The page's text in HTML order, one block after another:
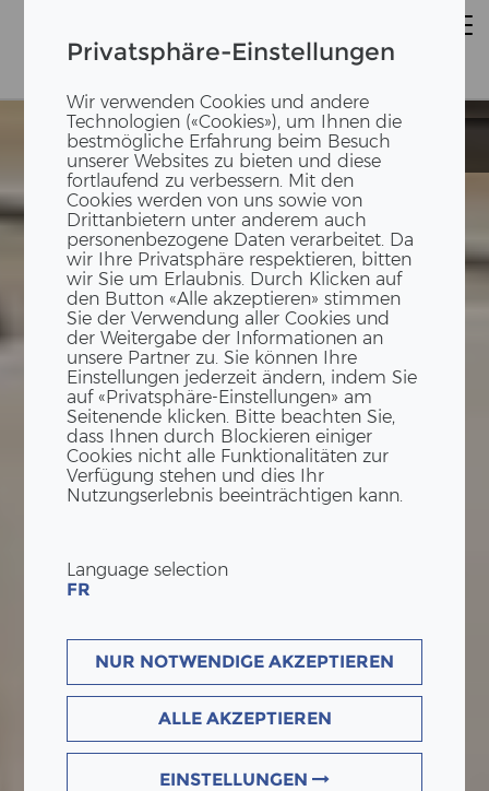
Privatsphäre-Einstellungen
Wir verwenden Cookies und andere
Technologien («Cookies»), um Ihnen die
bestmögliche Erfahrung beim Besuch
unserer Websites zu bieten und diese
fortlaufend zu verbessern. Mit den
Cookies werden von uns sowie von
Drittanbietern unter anderem auch
personenbezogene Daten verarbeitet. Da
wir Ihre Privatsphäre respektieren, bitten
wir Sie um Erlaubnis. Durch Klicken auf
den Button «Alle akzeptieren» stimmen
Sie der Verwendung aller Cookies und
der Weitergabe der Informationen an
unsere Partner zu. Sie können Ihre
Einstellungen jederzeit ändern, indem Sie
auf «Privatsphäre-Einstellungen» am
Seitenende klicken. Bitte beachten Sie,
dass Ihnen durch Blockieren einiger
Cookies nicht alle Funktionalitäten zur
Verfügung stehen und dies Ihr
Nutzungserlebnis beeinträchtigen kann.
Language selection
FR
NUR NOTWENDIGE AKZEPTIEREN
ALLE AKZEPTIEREN
EINSTELLUNGEN
Future Tree
Future Tree